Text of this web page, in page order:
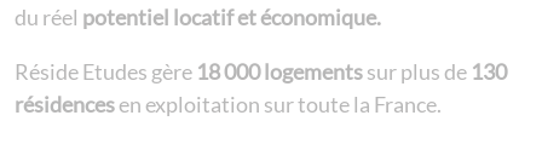
du réel potentiel locatif et économique.
Réside Etudes gère 18 000 logementssur plus de 130
résidencesen exploitation sur toute la France.